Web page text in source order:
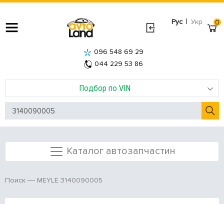
Рус | Укр
Подбор по VIN
096 548 69 29
044 229 53 86
0
Каталог автозапчастин
Поиск MEYLE 3140090005